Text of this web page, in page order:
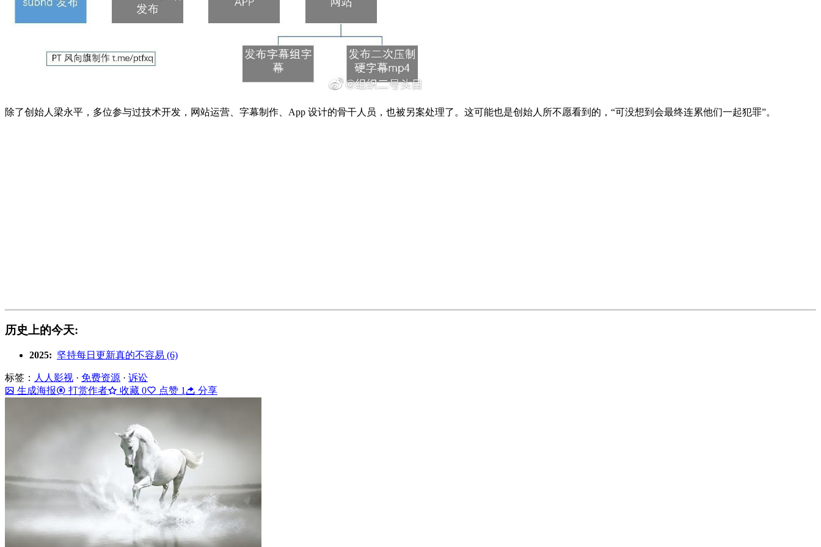
除了创始人梁永平，多位参与过技术开发，网站运营、字幕制作、App 设计的骨干人员，也被另案处理了。这可能也是创始人所不愿看到的，“可没想到会最终连累他们一起犯罪”。
历史上的今天:
2025: 坚持每日更新真的不容易 (6)
标签： 人人影视 · 免费资源 · 诉讼
生成海报
打赏作者 收藏 0 点赞 1 分享